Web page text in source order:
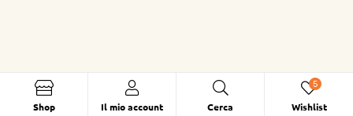
Shop Il mio account Cerca Wishlist
5